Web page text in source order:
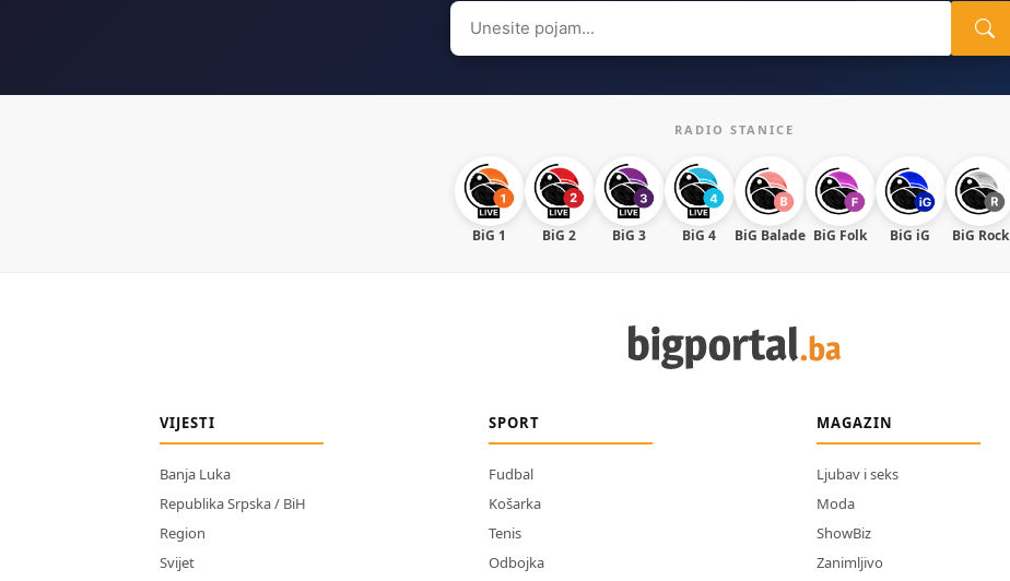
Search
for:
RADIO STANICE
BiG 1 BiG 2 BiG 3 BiG 4 BiG Balade BiG Folk BiG iG BiG Rock
VIJESTI
Banja Luka
Republika Srpska / BiH
Region
Svijet
SPORT
Fudbal
Košarka
Tenis
Odbojka
MAGAZIN
Ljubav i seks
Moda
ShowBiz
Zanimljivo